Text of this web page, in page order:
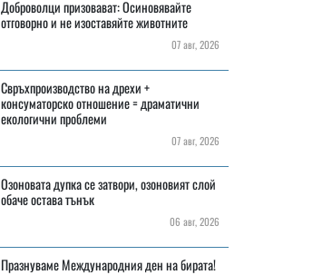
Доброволци призовават: Осиновявайте
отговорно и не изоставяйте животните
07 авг, 2026
Свръхпроизводство на дрехи +
консуматорско отношение = драматични
екологични проблеми
07 авг, 2026
Озоновата дупка се затвори, озоновият слой
обаче остава тънък
06 авг, 2026
Празнуваме Международния ден на бирата!